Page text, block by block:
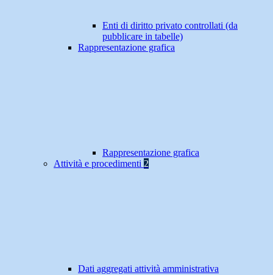
Enti di diritto privato controllati (da
pubblicare in tabelle)
Rappresentazione grafica
Rappresentazione grafica
Attività e procedimenti 2
Dati aggregati attività amministrativa